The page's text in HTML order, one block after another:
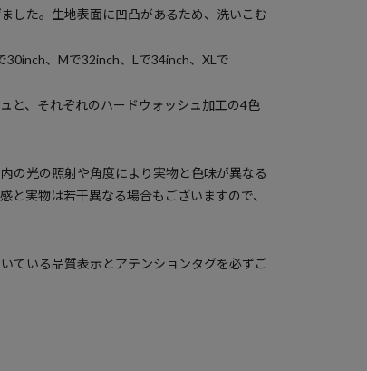
した。生地表面に凹凸があるため、洗いこむ
30inch、Mで32inch、Lで34inch、XLで
と、それぞれのハードウォッシュ加工の4色
の光の照射や角度により実物と色味が異なる
と実物は若干異なる場合もございますので、
ている品質表示とアテンションタグを必ずご